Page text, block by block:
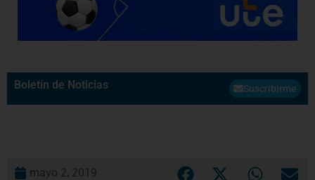
Boletín de Noticias Suscribirme
mayo 2, 2019